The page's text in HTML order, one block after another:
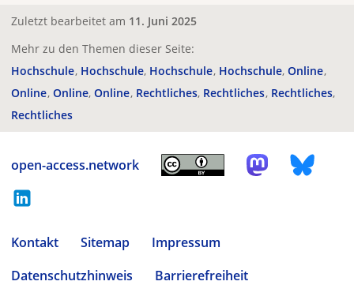
Zuletzt bearbeitet am 11. Juni 2025
Mehr zu den Themen dieser Seite:
Hochschule Hochschule Hochschule Hochschule Online
Online Online Online Rechtliches Rechtliches Rechtliches
Rechtliches
open-access.network
Kontakt Sitemap
Impressum
Datenschutzhinweis
Barrierefreiheit